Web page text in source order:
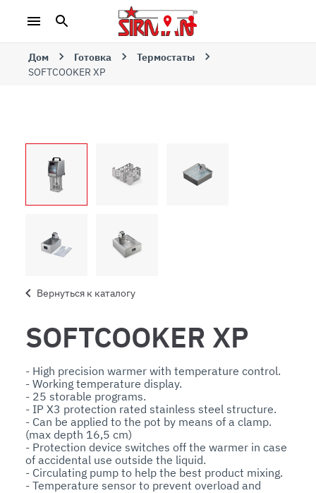
Дом Готовка
Термостаты
SOFTCOOKER XP
Вернуться к каталогу
SOFTCOOKER XP
- High precision warmer with temperature control.
- Working temperature display.
- 25 storable programs.
- IP X3 protection rated stainless steel structure.
- Can be applied to the pot by means of a clamp.
(max depth 16,5 cm)
- Protection device switches off the warmer in case
of accidental use outside the liquid.
- Circulating pump to help the best product mixing.
- Temperature sensor to prevent overload and